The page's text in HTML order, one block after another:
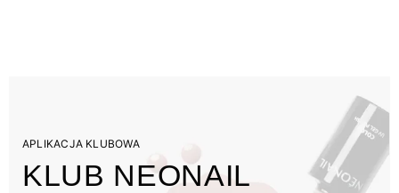
APLIKACJA KLUBOWA
KLUB NEONAIL